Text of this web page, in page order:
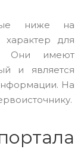
ниже на
для
Они имеют
и является
На